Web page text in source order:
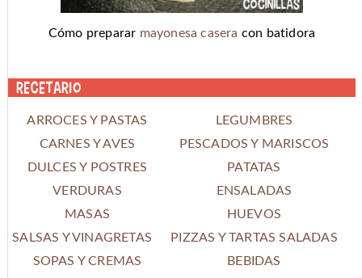
Cómo preparar mayonesa casera con batidora
Recetario
ARROCES Y PASTAS
LEGUMBRES
CARNES Y AVES
PESCADOS Y MARISCOS
DULCES Y POSTRES
PATATAS
VERDURAS
ENSALADAS
MASAS
HUEVOS
SALSAS Y VINAGRETAS
PIZZAS Y TARTAS SALADAS
SOPAS Y CREMAS
BEBIDAS